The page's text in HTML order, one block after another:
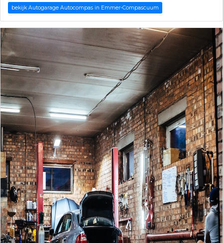
bekijk Autogarage Autocompas in Emmer-Compascuum